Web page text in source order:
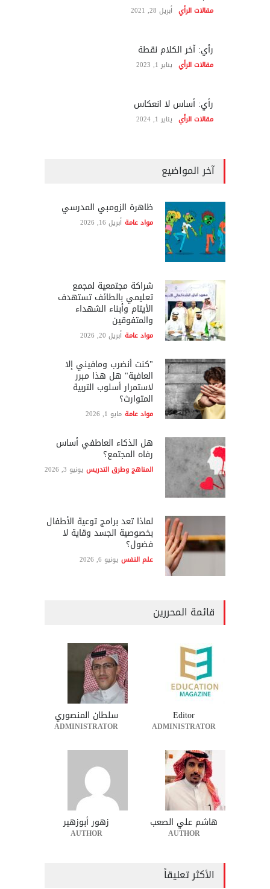
مقالات الرأي أبريل 28, 2021
رأي: آخر الكلام نقطة
مقالات الرأي يناير 1, 2023
رأي: أساس لا انعكاس
مقالات الرأي يناير 1, 2024
آخر المواضيع
ظاهرة الزومبي المدرسي
مواد عامة أبريل 16, 2026
شراكة مجتمعية لمجمع
تعليمي بالطائف تستهدف
الأيتام وأبناء الشهداء
والمتفوقين
مواد عامة أبريل 20, 2026
"كنت أنضرب ومافيني إلا
العافية" هل هذا مبرر
لاستمرار أسلوب التربية
المتوارث؟
مواد عامة مايو 1, 2026
هل الذكاء العاطفي أساس
رفاه المجتمع؟
المناهج وطرق التدريس يونيو 3, 2026
لماذا تعد برامج توعية الأطفال
بخصوصية الجسد وقاية لا
فضول؟
علم النفس يونيو 6, 2026
قائمة المحررين
Editor
ADMINISTRATOR
سلطان المنصوري
ADMINISTRATOR
هاشم علي الصعب
AUTHOR
زهور أبوزهير
AUTHOR
الأكثر تعليقاً